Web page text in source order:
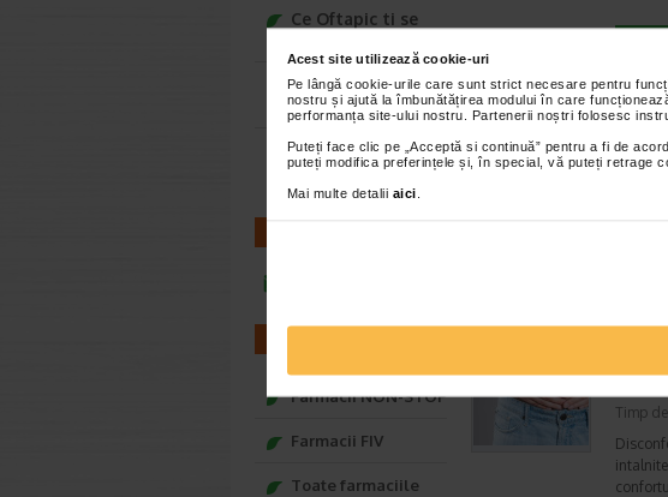
Acest site utilizează cookie-uri
Pe lângă cookie-urile care sunt strict necesare pentru
nostru și ajută la îmbunătățirea modului în care
performanța site-ului nostru. Partenerii noștri folosesc
Puteți face clic pe „Acceptă si continuă” pentru a fi de
puteți modifica preferințele și, în special, vă puteți retrage
Mai multe detalii aici
Boli
Timp
Timp
Ce Oftapic ti se
Adora – Adorabili
din prima clipa
Seturi cadou
Baylis&Harding
Farmacii NON-STOP
Farmacii FIV
Toate farmaciile